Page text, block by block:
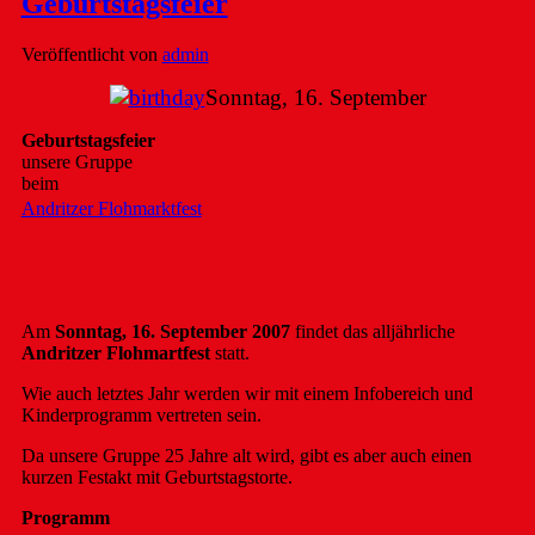
Veröffentlicht von admin
Sonntag, 16. September
Geburtstagsfeier
unsere Gruppe
beim
Andritzer Flohmarktfest
Am Sonntag, 16. September 2007findet das alljährliche
Andritzer Flohmartfeststatt.
Wie auch letztes Jahrwerden wir mit einem Infobereich und
Kinderprogramm vertreten sein.
Da unsere Gruppe 25 Jahre alt wird, gibt es aber auch einen
kurzen Festakt mit Geburtstagstorte.
Programm